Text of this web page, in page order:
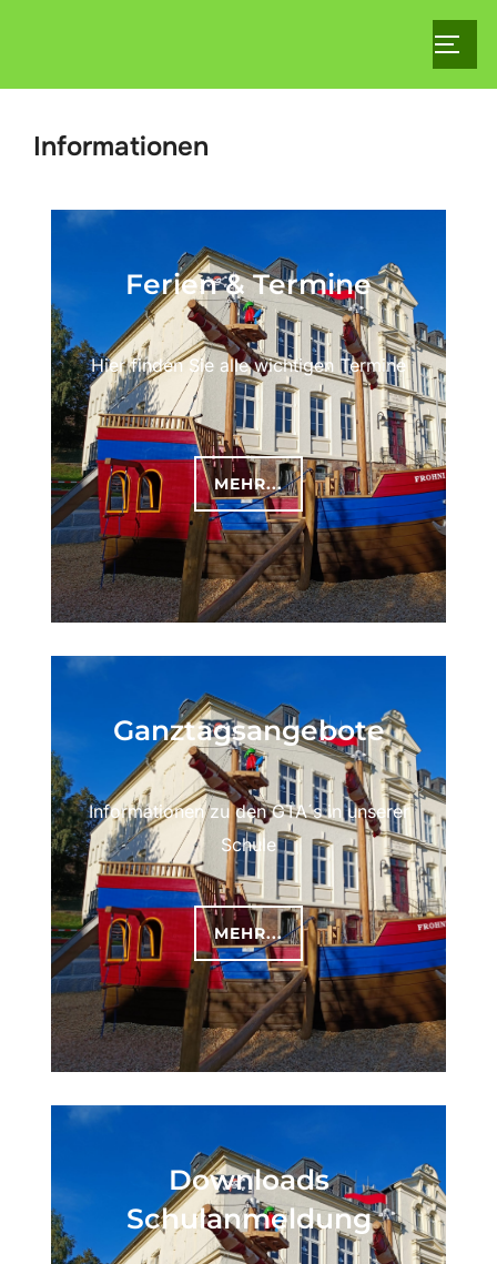
Informationen
Ferien & Termine
Hier finden Sie alle wichtigen Termine
MEHR...
Ganztagsangebote
Informationen zu den GTA´s in unserer
Schule
MEHR...
Downloads
Schulanmeldung